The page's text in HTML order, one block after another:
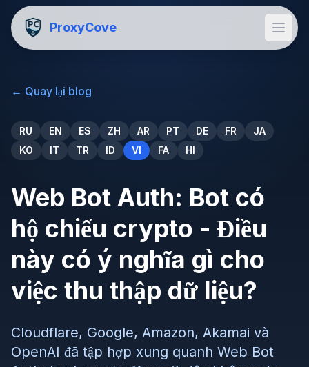
ProxyCove
← Quay lại blog
RU EN ES ZH AR PT DE FR
JA
KO
IT TR ID VI FA HI
Web Bot Auth: Bot có
hộ chiếu crypto - Điều
này có ý nghĩa gì cho
việc thu thập dữ liệu?
Cloudflare, Google, Amazon, Akamai và
OpenAI đã tập hợp xung quanh Web Bot